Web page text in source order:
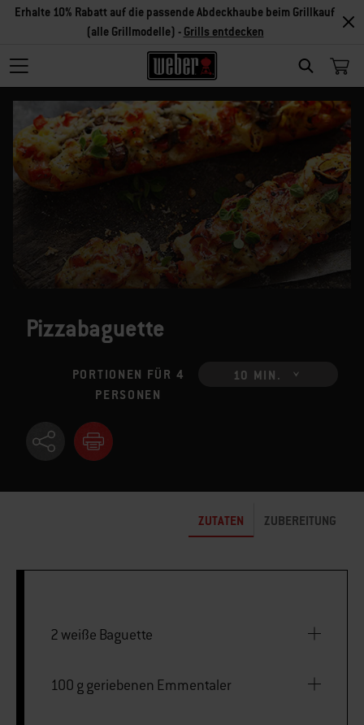
SEARCH
Erhalte 10% Rabatt auf die passende Abdeckhaube beim Grillkauf
(alle Grillmodelle) - Grills entdecken
Pizzabaguette
PORTIONEN FÜR 4
PERSONEN
10 MIN.
ZUTATEN ZUBEREITUNG
2 weiße Baguette
100 g geriebenen Emmentaler